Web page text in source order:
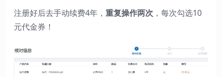
注册好后去手动续费4年， 重复操作两次 ，每次勾选10
元代金券！